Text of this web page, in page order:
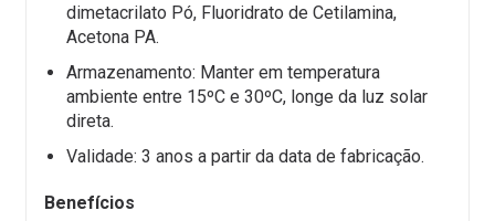
dimetacrilato Pó, Fluoridrato de Cetilamina,
Acetona PA.
Armazenamento: Manter em temperatura
ambiente entre 15ºC e 30ºC, longe da luz solar
direta.
Validade: 3 anos a partir da data de fabricação.
Benefícios